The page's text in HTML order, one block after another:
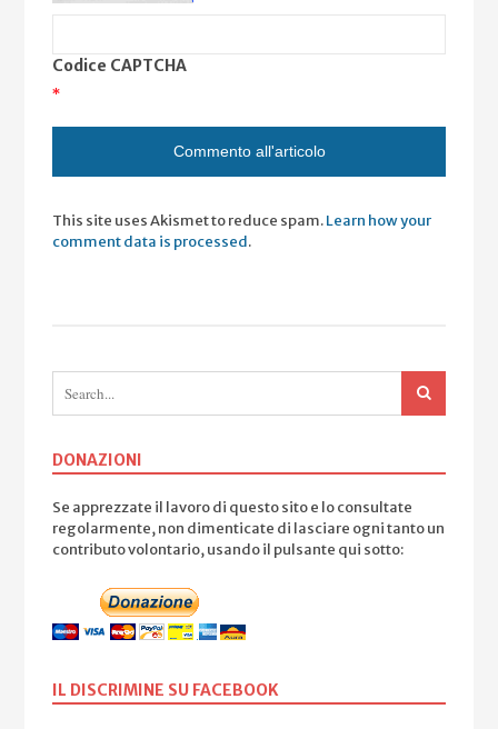
Codice CAPTCHA
*
This site uses Akismet to reduce spam.Learn how your
comment data is processed.
DONAZIONI
Se apprezzate il lavoro di questo sito e lo consultate
regolarmente, non dimenticate di lasciare ogni tanto un
contributo volontario, usando il pulsante qui sotto:
IL DISCRIMINE SU FACEBOOK